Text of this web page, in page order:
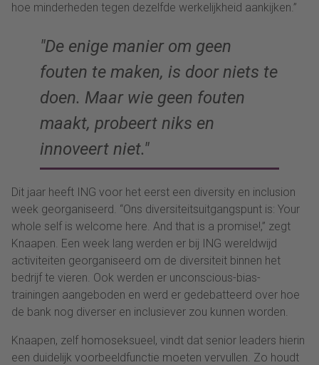
hoe minderheden tegen dezelfde werkelijkheid aankijken.”
De enige manier om geen
fouten te maken, is door niets te
doen. Maar wie geen fouten
maakt, probeert niks en
innoveert niet.
Dit jaar heeft ING voor het eerst een diversity en inclusion
week georganiseerd. “Ons diversiteitsuitgangspunt is: Your
whole self is welcome here. And that is a promise!,” zegt
Knaapen. Een week lang werden er bij ING wereldwijd
activiteiten georganiseerd om de diversiteit binnen het
bedrijf te vieren. Ook werden er unconscious-bias-
trainingen aangeboden en werd er gedebatteerd over hoe
de bank nog diverser en inclusiever zou kunnen worden.
Knaapen, zelf homoseksueel, vindt dat senior leaders hierin
een duidelijk voorbeeldfunctie moeten vervullen. Zo houdt